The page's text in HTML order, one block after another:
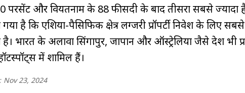
परसेंट और वियतनाम के 88 फीसदी के बाद तीसरा सबसे ज्यादा है।
गया है कि एशिया-पैसिफिक क्षेत्र लग्जरी प्रॉपर्टी निवेश के लिए
है। भारत के अलावा सिंगापुर, जापान और ऑस्ट्रेलिया जैसे देश भी
में शामिल हैं।
Nov 23, 2024